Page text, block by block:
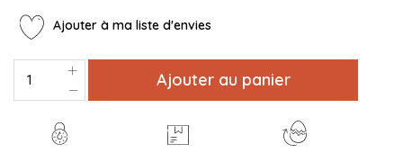
Ajouter à ma liste d'envies
Ajouter au panier